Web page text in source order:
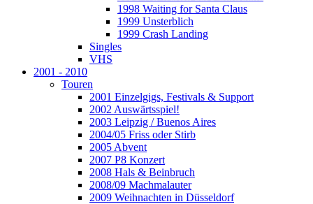
1998 Waiting for Santa Claus
1999 Unsterblich
1999 Crash Landing
Singles
VHS
2001 - 2010
Touren
2001 Einzelgigs, Festivals & Support
2002 Auswärtsspiel!
2003 Leipzig / Buenos Aires
2004/05 Friss oder Stirb
2005 Abvent
2007 P8 Konzert
2008 Hals & Beinbruch
2008/09 Machmalauter
2009 Weihnachten in Düsseldorf